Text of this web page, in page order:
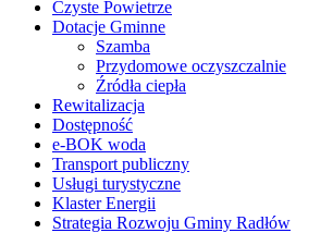
Czyste Powietrze
Dotacje Gminne
Szamba
Przydomowe oczyszczalnie
Źródła ciepła
Rewitalizacja
Dostępność
e-BOK woda
Transport publiczny
Usługi turystyczne
Klaster Energii
Strategia Rozwoju Gminy Radłów